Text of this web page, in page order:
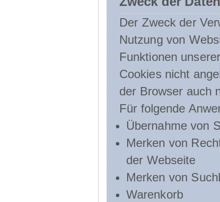
Der Zweck der
Nutzung von
Funktionen
Cookies nicht
der Browser auch
Für folgende
Übernahme von
Merken von
der Webseite
Merken von
Warenkorb